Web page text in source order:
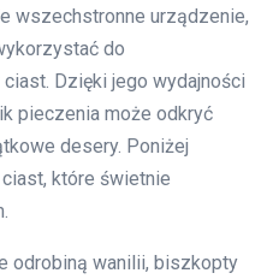
wszechstronne urządzenie,
do
Dzięki jego wydajności
pieczenia może odkryć
desery. Poniżej
które świetnie
odrobiną wanilii, biszkopty